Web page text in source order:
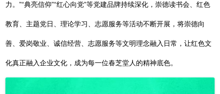
力。”“典亮信仰”“红心向党”等党建品牌持续深化，崇德读书会、红色
教育、主题党日、理论学习、志愿服务等活动不断开展，将崇德向
善、爱岗敬业、诚信经营、志愿服务等文明理念融入日常，让红色文
化真正融入企业文化，成为每一位春芝堂人的精神底色。